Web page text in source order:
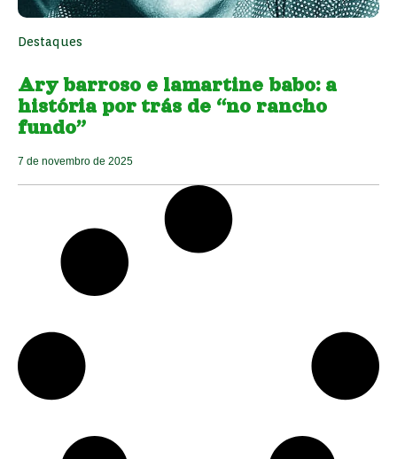
Destaques
Ary barroso e lamartine babo: a
história por trás de “no rancho
fundo”
7 de novembro de 2025